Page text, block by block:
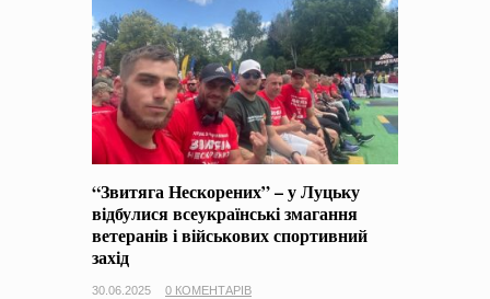
“Звитяга Нескорених” – у Луцьку
відбулися всеукраїнські змагання
ветеранів і військових спортивний
захід
30.06.2025 0 КОМЕНТАРІВ